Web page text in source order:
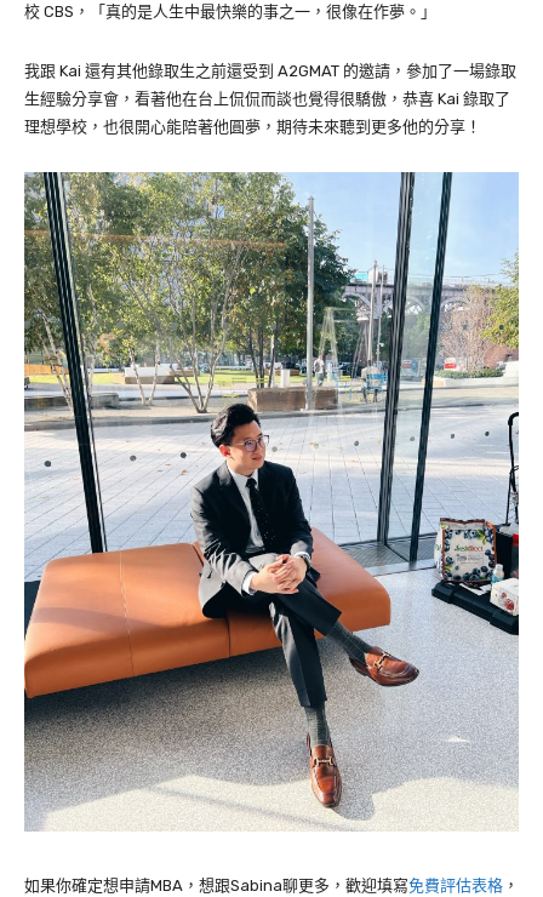
校 CBS ，「真的是人生中最快樂的事之一，很像在作夢。」
我跟 Kai 還有其他錄取生之前還受到 A2GMAT 的邀請，參加了一場錄取
生經驗分享會，看著他在台上侃侃而談也覺得很驕傲，恭喜 Kai 錄取了
理想學校，也很開心能陪著他圓夢，期待未來聽到更多他的分享！
如果你確定想申請MBA，想跟Sabina聊更多，歡迎填寫免費評估表格 ，